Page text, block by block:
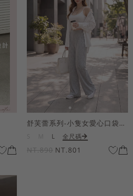
舒芙蕾系列-小隻女愛心口袋寬褲
L 全尺碼
NT.890 NT.801